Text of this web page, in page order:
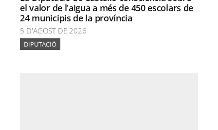
el valor de l'aigua a més de 450 escolars de
24 municipis de la província
5 D'AGOST DE 2026
DIPUTACIÓ